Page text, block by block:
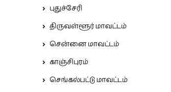
புதுச்சேரி
திருவள்ளூர் மாவட்டம்
சென்னை மாவட்டம்
காஞ்சிபுரம்
செங்கல்பட்டு மாவட்டம்